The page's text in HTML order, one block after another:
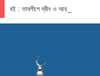
বই : তাবলীগে দ্বীন ও আহলেহাদীছ